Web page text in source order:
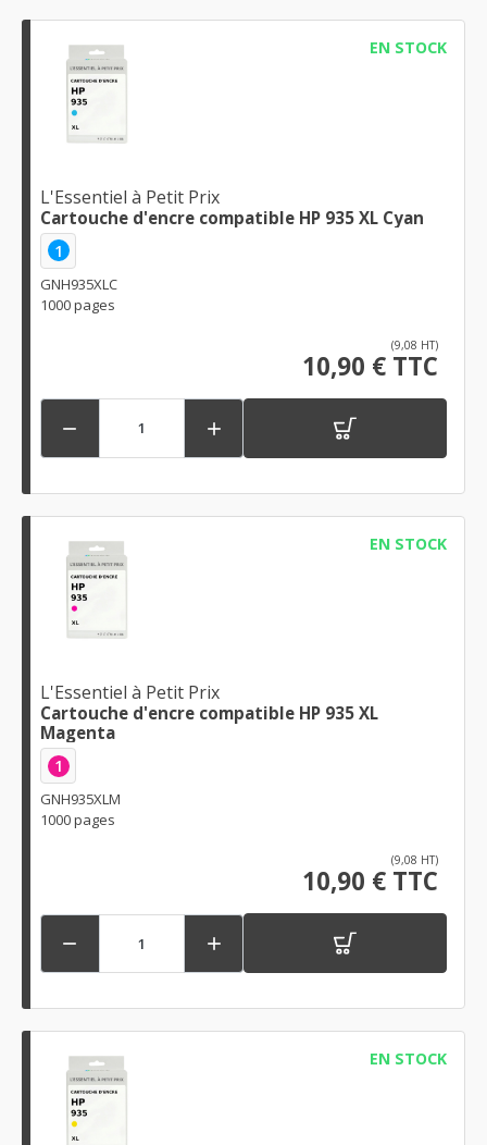
EN STOCK
L'Essentiel à Petit Prix
Cartouche d'encre compatible HP 935 XL Cyan
1
GNH935XLC
1000 pages
(9,08 HT)
10,90 € TTC
 
EN STOCK
L'Essentiel à Petit Prix
Cartouche d'encre compatible HP 935 XL
Magenta
1
GNH935XLM
1000 pages
(9,08 HT)
10,90 € TTC
 
EN STOCK